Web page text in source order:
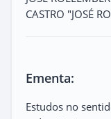
CASTRO "JOSÉ
Ementa:
Estudos no